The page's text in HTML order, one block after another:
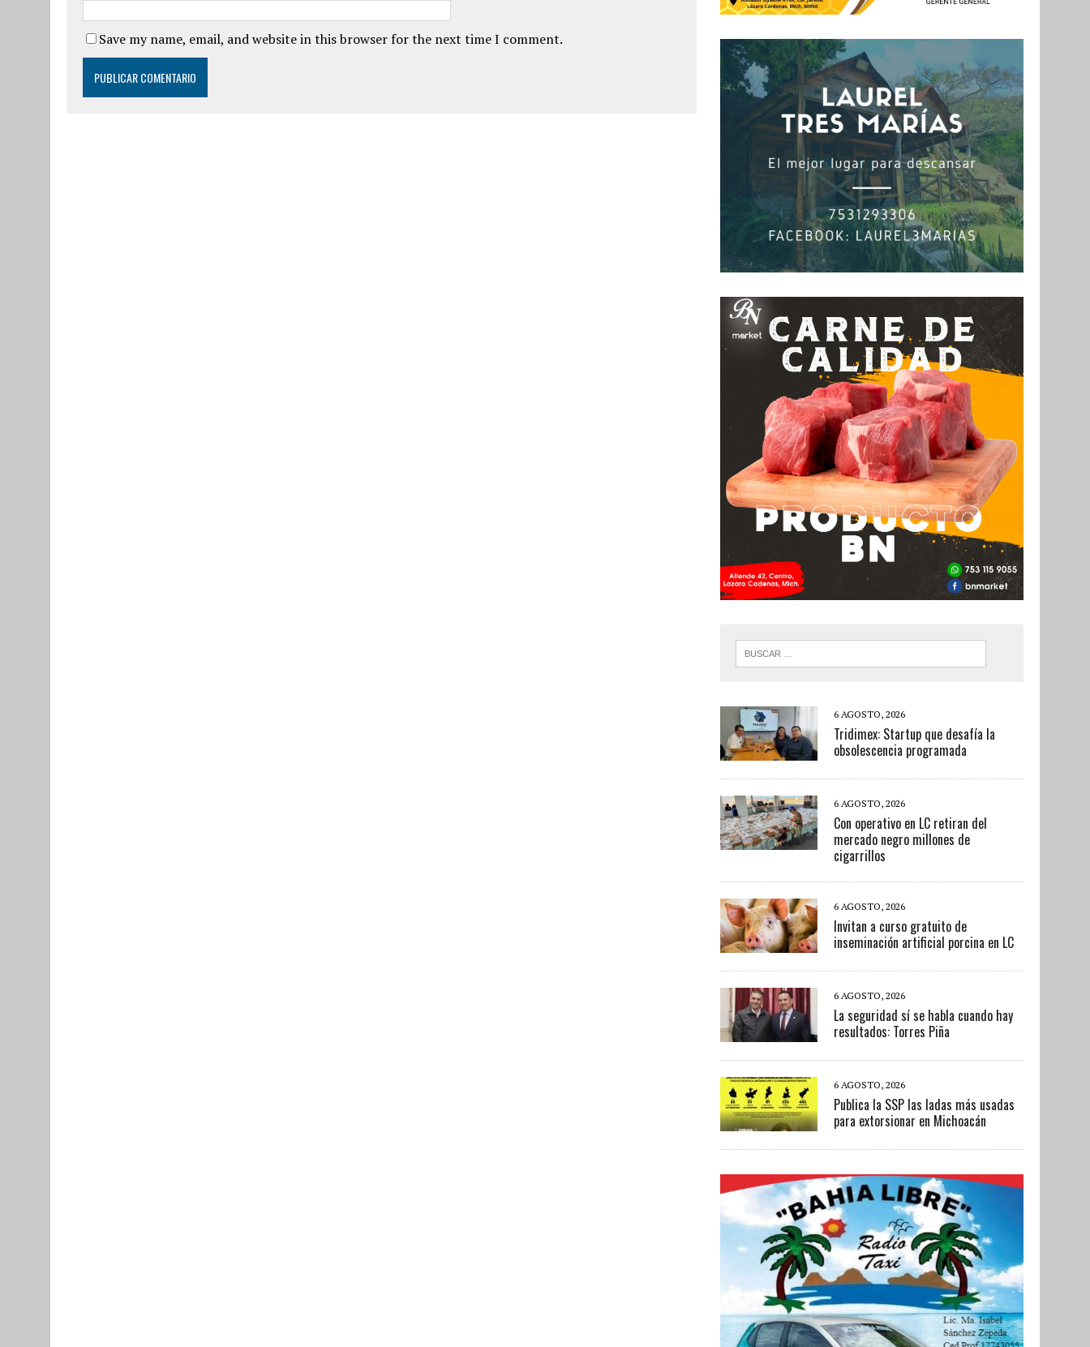
Save my name, email, and website in this browser for the next time I comment.
6 AGOSTO, 2026
Tridimex: Startup que desafía la
obsolescencia programada
6 AGOSTO, 2026
Con operativo en LC retiran del
mercado negro millones de
cigarrillos
6 AGOSTO, 2026
Invitan a curso gratuito de
inseminación artificial porcina en LC
6 AGOSTO, 2026
La seguridad sí se habla cuando hay
resultados: Torres Piña
6 AGOSTO, 2026
Publica la SSP las ladas más usadas
para extorsionar en Michoacán